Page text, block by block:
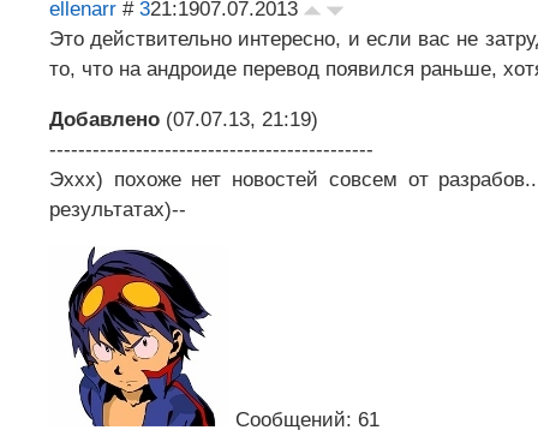
ellenarr # 321:1907.07.2013
Это действительно интересно, и если вас не
то, что на андроиде перевод появился раньше,
Добавлено (07.07.13, 21:19)
---------------------------------------------
Эххх) похоже нет новостей совсем от
результатах)--
Сообщений: 61